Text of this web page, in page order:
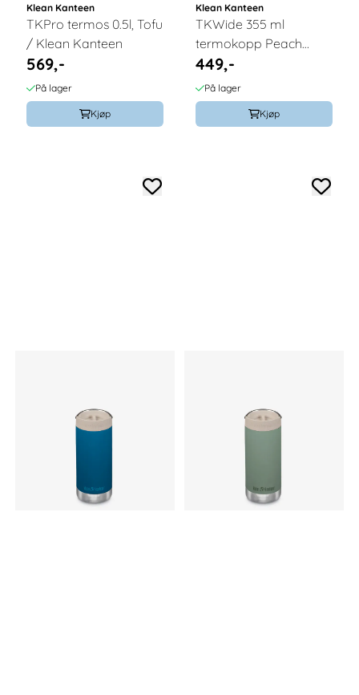
Klean Kanteen
TKPro termos 0.5l, Tofu
/ Klean Kanteen
569,-
På lager
Kjøp
Klean Kanteen
TKWide 355 ml
termokopp Peach
Parfait / Klean
Kanteen
449,-
På lager
Kjøp